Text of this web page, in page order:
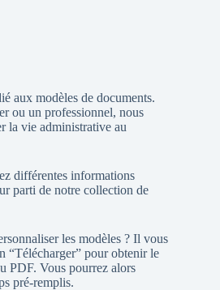
aux modèles de documents.
ou un professionnel, nous
la vie administrative au
différentes informations
parti de notre collection de
les modèles ? Il vous
“Télécharger” pour obtenir le
PDF. Vous pourrez alors
pré-remplis.